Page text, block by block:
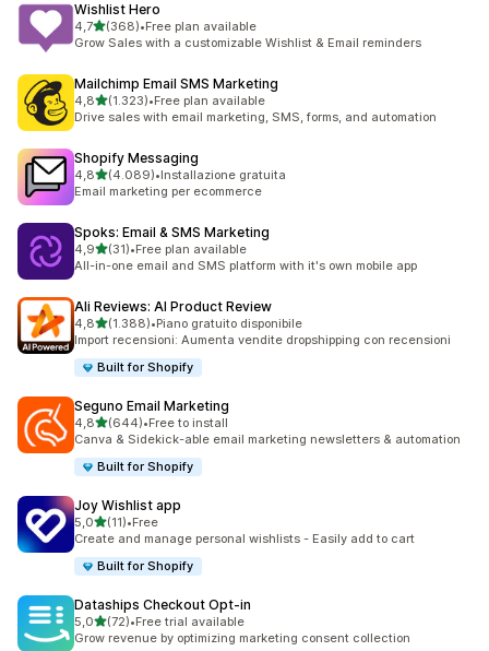
Wishlist Hero
4,7stelle su 5
(368)
368 recensioni totali
•Free plan available
Grow Sales with a customizable Wishlist & Email reminders
Mailchimp Email SMS Marketing
4,8stelle su 5
(1.323)
1323 recensioni totali
•Free plan available
Drive sales with email marketing, SMS, forms, and automation
Shopify Messaging
4,8stelle su 5
(4.089)
4089 recensioni totali
•Installazione gratuita
Email marketing per ecommerce
Spoks: Email & SMS Marketing
4,9stelle su 5
(31)
31 recensioni totali
•Free plan available
All-in-one email and SMS platform with it's own mobile app
Ali Reviews: AI Product Review
4,8stelle su 5
(1.388)
1388 recensioni totali
•Piano gratuito disponibile
Import recensioni: Aumenta vendite dropshipping con recensioni
Built for Shopify
Seguno Email Marketing
4,8stelle su 5
(644)
644 recensioni totali
•Free to install
Canva & Sidekick-able email marketing newsletters & automation
Built for Shopify
Joy Wishlist app
5,0stelle su 5
(11)
11 recensioni totali
•Free
Create and manage personal wishlists - Easily add to cart
Built for Shopify
Dataships Checkout Opt‑in
5,0stelle su 5
(72)
72 recensioni totali
•Free trial available
Grow revenue by optimizing marketing consent collection